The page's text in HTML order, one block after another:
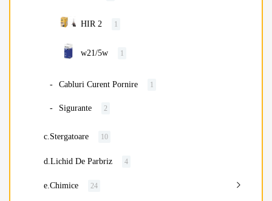
HIR 2 1
w21/5w 1
Cabluri Curent Pornire 1
Sigurante 2
c.Stergatoare 10
d.Lichid De Parbriz 4
e.Chimice 24